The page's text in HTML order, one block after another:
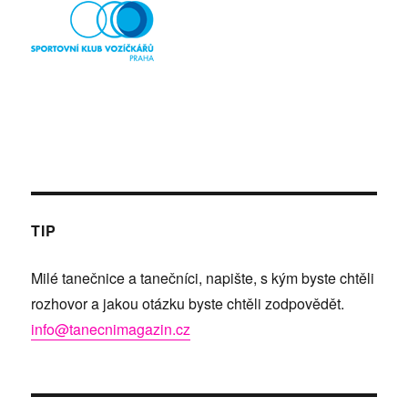
TIP
Milé tanečnice a tanečníci, napište, s kým byste chtěli
rozhovor a jakou otázku byste chtěli zodpovědět.
info@tanecnimagazin.cz